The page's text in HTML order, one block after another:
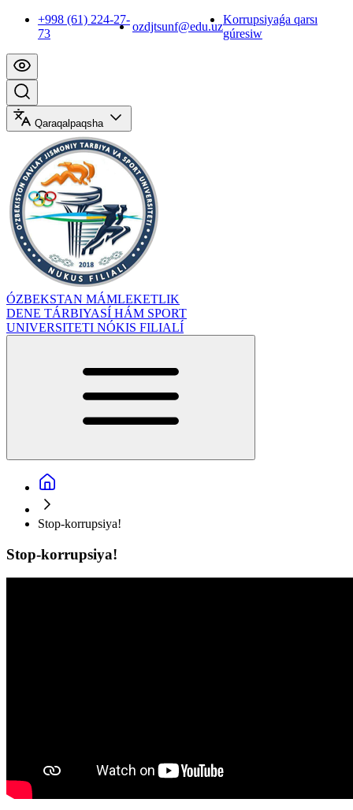
+998 (61) 224-27-
73
ozdjtsunf@edu.uz
Korrupsiyaǵa qarsı
gúresiw
Qaraqalpaqsha
ÓZBEKSTAN MÁMLEKETLIK
DENE TÁRBIYASÍ HÁM SPORT
UNIVERSITETI NÓKIS FILIALÍ
Stop-korrupsiya!
Stop-korrupsiya!